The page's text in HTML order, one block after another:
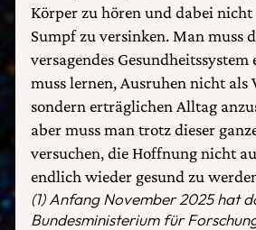
Körper zu hören und dabei nicht
Sumpf zu versinken. Man muss
versagendes
muss lernen, Ausruhen nicht als
sondern erträglichen Alltag
aber muss man trotz dieser
versuchen, die Hoffnung nicht
endlich wieder gesund zu
(1) Anfang November 2025 hat
Bundesministerium für